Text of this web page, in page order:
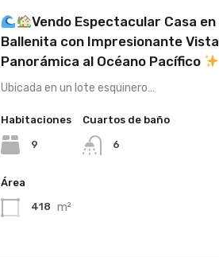
Vendo Espectacular Casa en
Ballenita con Impresionante Vista
Panorámica al Océano Pacífico
Ubicada en un lote esquinero…
Habitaciones
9
Cuartos de baño
6
Área
418 m²